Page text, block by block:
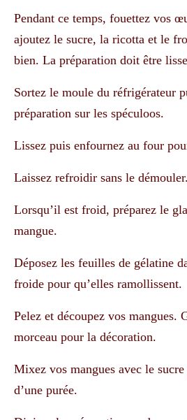
Pendant ce temps, fouettez vos
ajoutez le sucre, la ricotta et le
bien. La préparation doit être
Sortez le moule du réfrigérateur
préparation sur les spéculoos.
Lissez puis enfournez au four
Laissez refroidir sans le démouler.
Lorsqu’il est froid, préparez le
mangue.
Déposez les feuilles de gélatine
froide pour qu’elles ramollissent.
Pelez et découpez vos mangues.
morceau pour la décoration.
Mixez vos mangues avec le sucre
d’une purée.